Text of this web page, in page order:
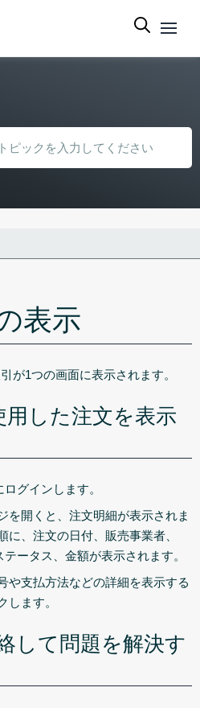
表示
が1つの画面に表示されます。
用した注文を表示
ログインします。
を開くと、注文明細が表示されま
に、注文の日付、販売事業者、
ータス、金額が表示されます。
や支払方法などの詳細を表示する
します。
して問題を解決す